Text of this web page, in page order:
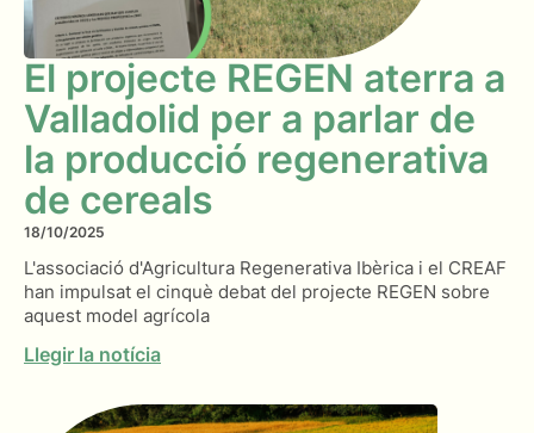
El projecte REGEN aterra a
Valladolid per a parlar de
la producció regenerativa
de cereals
18/10/2025
L'associació d'Agricultura Regenerativa Ibèrica i el CREAF
han impulsat el cinquè debat del projecte REGEN sobre
aquest model agrícola
Llegir la notícia